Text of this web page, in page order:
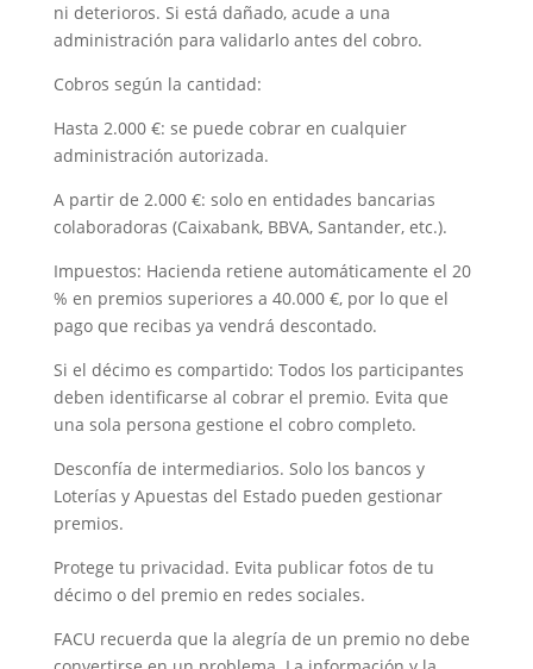
ni deterioros. Si está dañado, acude a una
administración para validarlo antes del cobro.
Cobros según la cantidad:
Hasta 2.000 €: se puede cobrar en cualquier
administración autorizada.
A partir de 2.000 €: solo en entidades bancarias
colaboradoras (Caixabank, BBVA, Santander, etc.).
Impuestos: Hacienda retiene automáticamente el 20
% en premios superiores a 40.000 €, por lo que el
pago que recibas ya vendrá descontado.
Si el décimo es compartido: Todos los participantes
deben identificarse al cobrar el premio. Evita que
una sola persona gestione el cobro completo.
Desconfía de intermediarios. Solo los bancos y
Loterías y Apuestas del Estado pueden gestionar
premios.
Protege tu privacidad. Evita publicar fotos de tu
décimo o del premio en redes sociales.
FACU recuerda que la alegría de un premio no debe